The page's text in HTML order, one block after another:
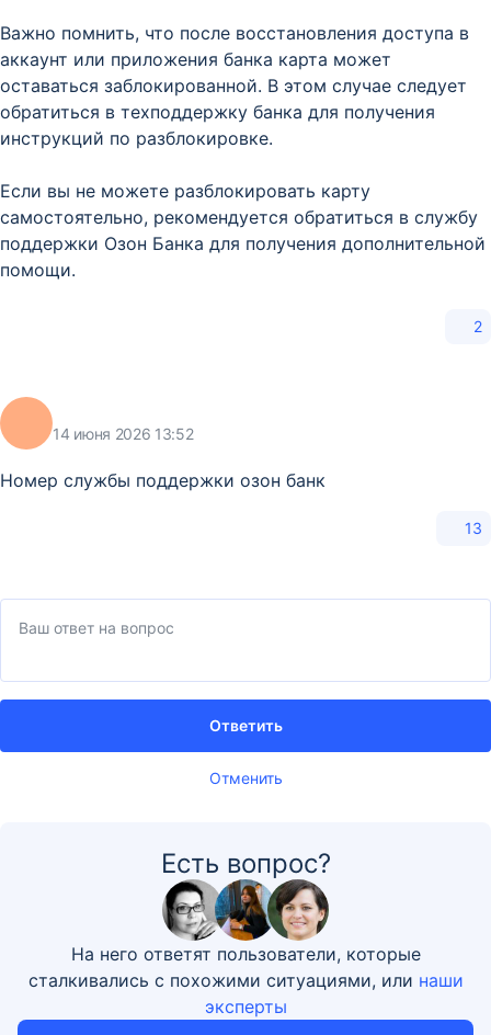
Важно помнить, что после восстановления доступа в
аккаунт или приложения банка карта может
оставаться заблокированной. В этом случае следует
обратиться в техподдержку банка для получения
инструкций по разблокировке.
Если вы не можете разблокировать карту
самостоятельно, рекомендуется обратиться в службу
поддержки Озон Банка для получения дополнительной
помощи.
2
14 июня 2026 13:52
Номер службы поддержки озон банк
13
Отменить
Ответить
Есть вопрос?
На него ответят пользователи, которые
сталкивались с похожими ситуациями, или наши
эксперты